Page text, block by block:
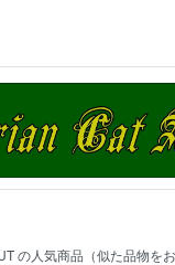
の人気商品（似た品物をお